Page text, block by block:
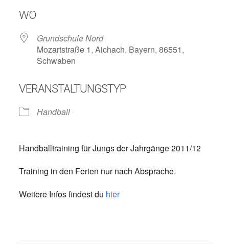
WO
Grundschule Nord
Mozartstraße 1, Aichach, Bayern, 86551,
Schwaben
VERANSTALTUNGSTYP
Handball
Handballtraining für Jungs der Jahrgänge 2011/12
Training in den Ferien nur nach Absprache.
Weitere Infos findest du hier